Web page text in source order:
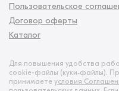
Пользовательское
Договор оферты
Каталог
Для повышения удобства
cookie-файлы (куки‑файлы).
принимаете условия